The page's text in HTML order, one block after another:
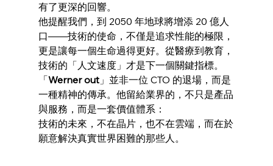
有了更深的回響。
他提醒我們，到 2050 年地球將增添 20 億人
口——技術的使命，不僅是追求性能的極限，
更是讓每一個生命過得更好。從醫療到教育，
技術的「人文速度」才是下一個關鍵指標。
「Werner out」並非一位 CTO 的退場，而是
一種精神的傳承。他留給業界的，不只是產品
與服務，而是一套價值體系：
技術的未來，不在晶片，也不在雲端，而在於
願意解決真實世界困難的那些人。